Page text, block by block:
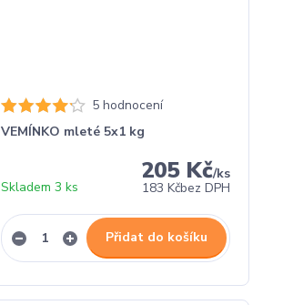
5 hodnocení
VEMÍNKO mleté 5x1 kg
205 Kč/ks
183 Kčbez DPH
Skladem 3 ks
Přidat do košíku